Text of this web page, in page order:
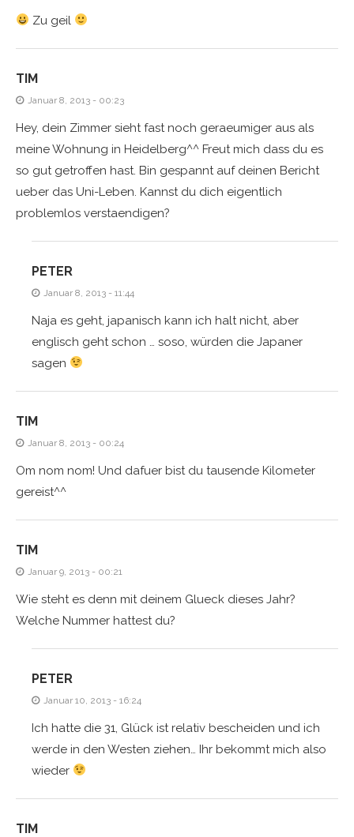
Zu geil
TIM
Januar 8, 2013 - 00:23
Hey, dein Zimmer sieht fast noch geraeumiger aus als
meine Wohnung in Heidelberg^^ Freut mich dass du es
so gut getroffen hast. Bin gespannt auf deinen Bericht
ueber das Uni-Leben. Kannst du dich eigentlich
problemlos verstaendigen?
PETER
Januar 8, 2013 - 11:44
Naja es geht, japanisch kann ich halt nicht, aber
englisch geht schon … soso, würden die Japaner
sagen
TIM
Januar 8, 2013 - 00:24
Om nom nom! Und dafuer bist du tausende Kilometer
gereist^^
TIM
Januar 9, 2013 - 00:21
Wie steht es denn mit deinem Glueck dieses Jahr?
Welche Nummer hattest du?
PETER
Januar 10, 2013 - 16:24
Ich hatte die 31, Glück ist relativ bescheiden und ich
werde in den Westen ziehen… Ihr bekommt mich also
wieder
TIM